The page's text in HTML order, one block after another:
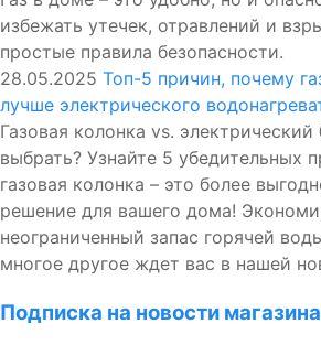
избежать утечек, отравлений и
простые правила безопасности.
28.05.2025 Топ-5 причин, почему
лучше электрического
Газовая колонка vs. электрический
выбрать? Узнайте 5 убедительных
газовая колонка – это более
решение для вашего дома!
неограниченный запас горячей
многое другое ждет вас в нашей
Подписка на новости магазина